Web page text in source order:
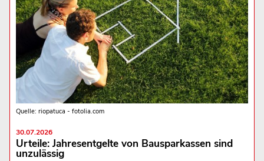
Quelle: riopatuca - fotolia.com
30.07.2026
Urteile: Jahresentgelte von Bausparkassen sind
unzulässig